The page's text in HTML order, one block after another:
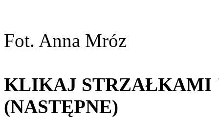
Fot. Anna Mróz
KLIKAJ STRZAŁKAMI
(NASTĘPNE)